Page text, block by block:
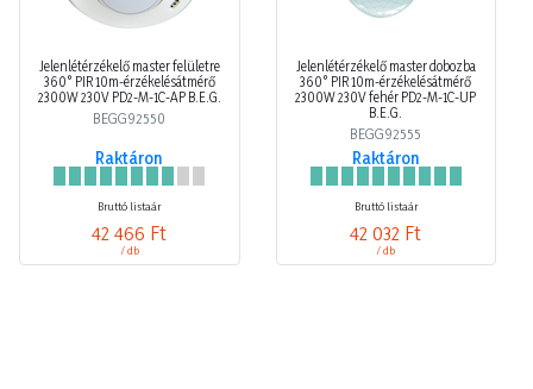
Jelenlétérzékelő master felületre
360° PIR 10m-érzékelésátmérő
2300W 230V PD2-M-1C-AP B.E.G.
BEGG92550
Raktáron
Bruttó listaár
42 466 Ft
/ db
Jelenlétérzékelő master dobozba
360° PIR 10m-érzékelésátmérő
2300W 230V fehér PD2-M-1C-UP
B.E.G.
BEGG92555
Raktáron
Bruttó listaár
42 032 Ft
/ db